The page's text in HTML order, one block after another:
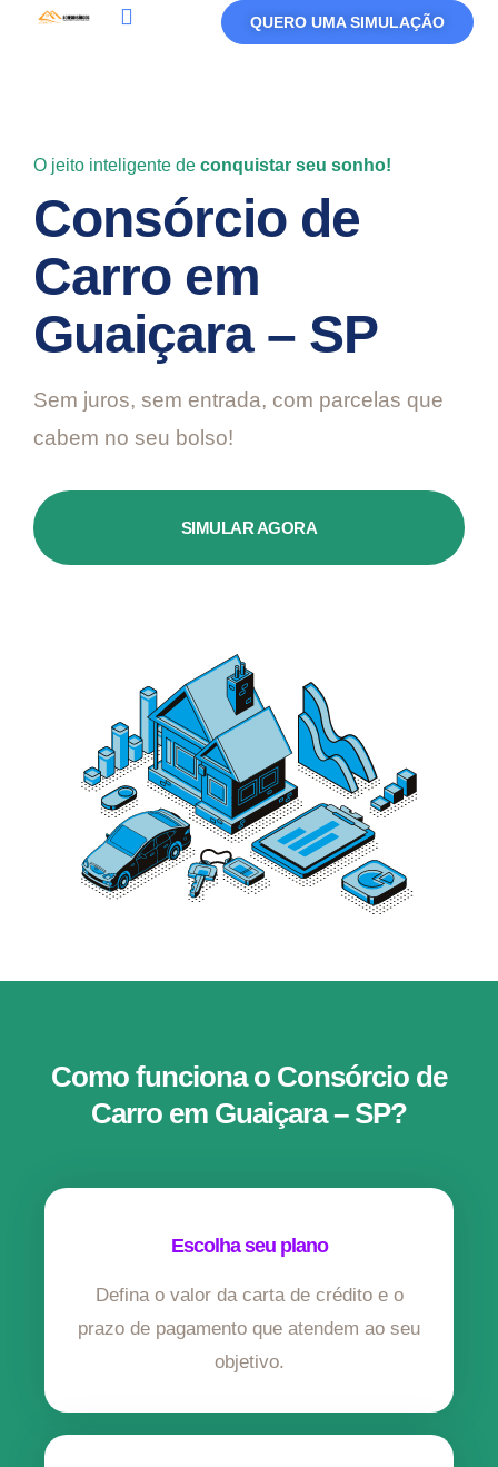
QUERO UMA SIMULAÇÃO
O jeito inteligente de conquistar seu sonho!
Consórcio de
Carro em
Guaiçara – SP
Sem juros, sem entrada, com parcelas que
cabem no seu bolso!
SIMULAR AGORA
Como funciona o Consórcio de
Carro em Guaiçara – SP?
Escolha seu plano
Defina o valor da carta de crédito e o
prazo de pagamento que atendem ao seu
objetivo.